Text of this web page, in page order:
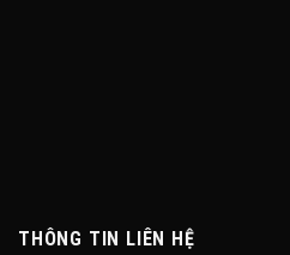
THÔNG TIN LIÊN HỆ